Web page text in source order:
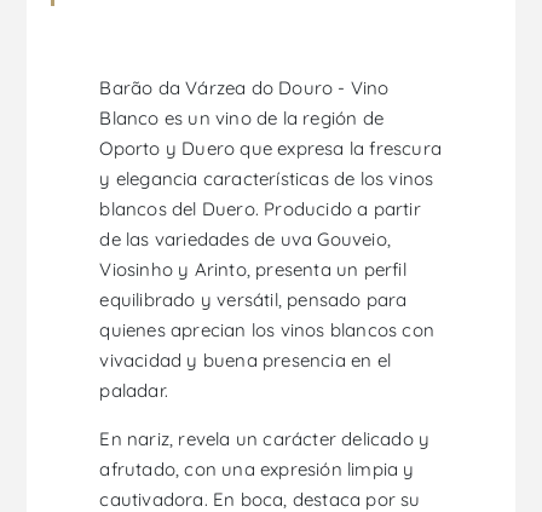
Barão da Várzea do Douro - Vino
Blanco es un vino de la región de
Oporto y Duero que expresa la frescura
y elegancia características de los vinos
blancos del Duero. Producido a partir
de las variedades de uva Gouveio,
Viosinho y Arinto, presenta un perfil
equilibrado y versátil, pensado para
quienes aprecian los vinos blancos con
vivacidad y buena presencia en el
paladar.
En nariz, revela un carácter delicado y
afrutado, con una expresión limpia y
cautivadora. En boca, destaca por su